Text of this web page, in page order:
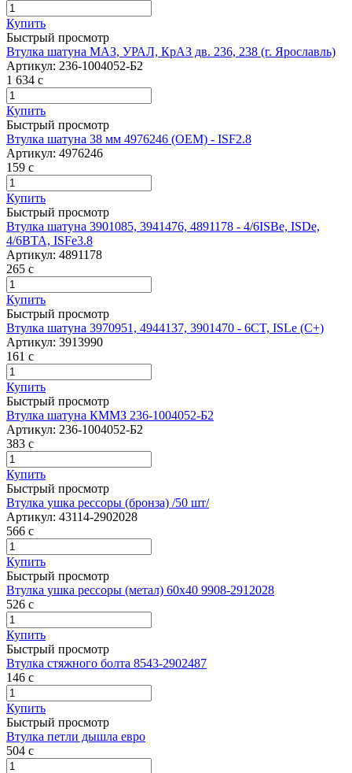
Купить
Быстрый просмотр
Втулка шатуна МАЗ, УРАЛ, КрАЗ дв. 236, 238 (г. Ярославль)
Артикул: 236-1004052-Б2
1 634 c
Купить
Быстрый просмотр
Втулка шатуна 38 мм 4976246 (OEM) - ISF2.8
Артикул: 4976246
159 c
Купить
Быстрый просмотр
Втулка шатуна 3901085, 3941476, 4891178 - 4/6ISBe, ISDe,
4/6BTA, ISFe3.8
Артикул: 4891178
265 c
Купить
Быстрый просмотр
Втулка шатуна 3970951, 4944137, 3901470 - 6CT, ISLe (С+)
Артикул: 3913990
161 c
Купить
Быстрый просмотр
Втулка шатуна КММЗ 236-1004052-Б2
Артикул: 236-1004052-Б2
383 c
Купить
Быстрый просмотр
Втулка ушка рессоры (бронза) /50 шт/
Артикул: 43114-2902028
566 c
Купить
Быстрый просмотр
Втулка ушка рессоры (метал) 60х40 9908-2912028
526 c
Купить
Быстрый просмотр
Втулка стяжного болта 8543-2902487
146 c
Купить
Быстрый просмотр
Втулка петли дышла евро
504 c